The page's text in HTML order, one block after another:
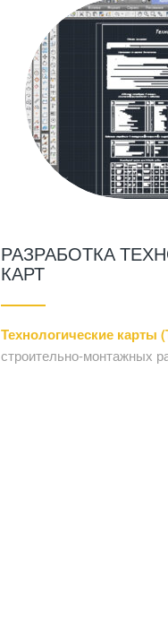
РАЗРАБОТКА
КАРТ
Технологические карты
строительно-монтажных